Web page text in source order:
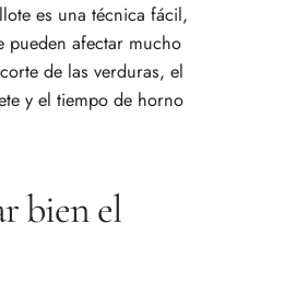
es una técnica fácil,
pueden afectar mucho
de las verduras, el
y el tiempo de horno
bien el